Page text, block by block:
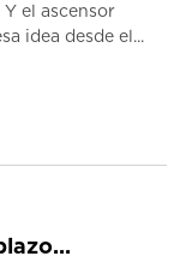
el ascensor
idea desde el...